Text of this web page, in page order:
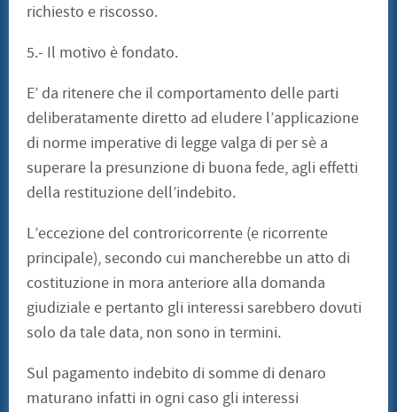
richiesto e riscosso.
5.- Il motivo è fondato.
E’ da ritenere che il comportamento delle parti
deliberatamente diretto ad eludere l’applicazione
di norme imperative di legge valga di per sè a
superare la presunzione di buona fede, agli effetti
della restituzione dell’indebito.
L’eccezione del controricorrente (e ricorrente
principale), secondo cui mancherebbe un atto di
costituzione in mora anteriore alla domanda
giudiziale e pertanto gli interessi sarebbero dovuti
solo da tale data, non sono in termini.
Sul pagamento indebito di somme di denaro
maturano infatti in ogni caso gli interessi